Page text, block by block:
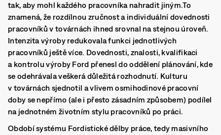
tak, aby mohl každého pracovníka nahradit jiným.To
znamená, že rozdílnou zručnost a individuální dovednosti
pracovníků v továrnách ihned srovnal na stejnou úroveň.
Intenzita výroby redukovala funkci jednotlivých
pracovníků ještě více. Dovednosti, znalosti, kvalifikaci
a kontrolu výroby Ford přenesl do oddělení plánování, kde
se odehrávala veškerá důležitá rozhodnutí. Kulturu
v továrnách sjednotil a vlivem osmihodinové pracovní
doby se nepřímo (ale i přesto zásadním způsobem) podílel
na jednotném životním stylu pracovníků po práci.
Období systému Fordistické dělby práce, tedy masivního